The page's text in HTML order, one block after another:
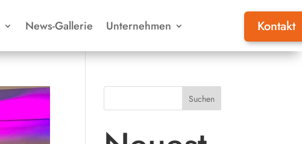
News-Gallerie Unternehmen Kontakt
Suchen